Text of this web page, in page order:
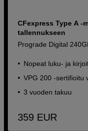
CFexpress Type A -
tallennukseen
Prograde Digital
Nopeat luku- ja
VPG 200 -sertifioitu
3 vuoden takuu
359 EUR